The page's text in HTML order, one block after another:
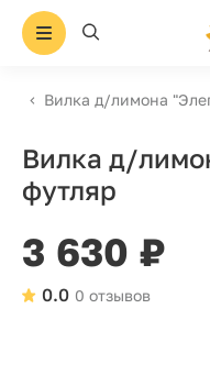
Вилка д/лимона
Вилка д/
футляр
3 630 ₽
0 отзывов
0.0